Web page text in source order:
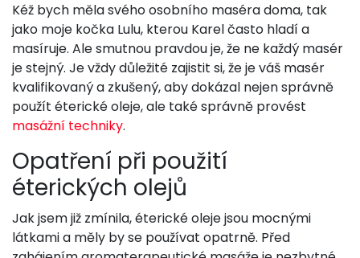
Kéž bych měla svého osobního maséra doma, tak
jako moje kočka Lulu, kterou Karel často hladí a
masíruje. Ale smutnou pravdou je, že ne každý masér
je stejný. Je vždy důležité zajistit si, že je váš masér
kvalifikovaný a zkušený, aby dokázal nejen správně
použít éterické oleje, ale také správně provést
masážní techniky.
Opatření při použití
éterických olejů
Jak jsem již zmínila, éterické oleje jsou mocnými
látkami a měly by se používat opatrně. Před